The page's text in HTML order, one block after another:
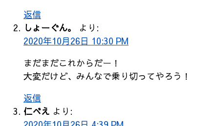
返信
しょーぐん。
より:
2020年10月26日 10:30 PM
まだまだこれからだー！
大変だけど、みんなで乗り切ってやろう！
返信
仁べえ より: